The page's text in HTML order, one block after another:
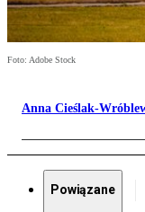
Foto: Adobe Stock
Anna Cieślak-
Powiązane